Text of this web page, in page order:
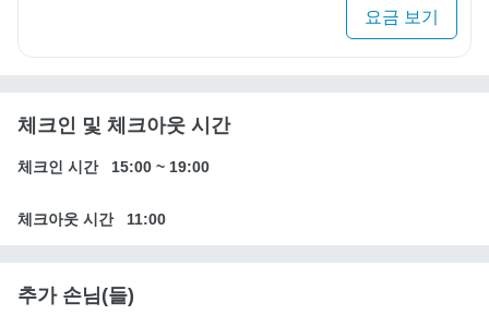
요금 보기
체크인 및 체크아웃 시간
체크인 시간 15:00 ~ 19:00
체크아웃 시간 11:00
추가 손님(들)